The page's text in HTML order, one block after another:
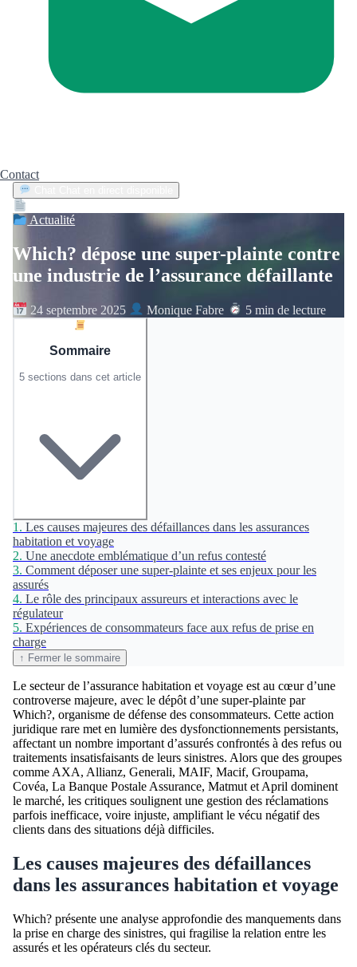
Contact
Actualité
Which? dépose une super-plainte contre
une industrie de l’assurance défaillante
24 septembre 2025 Monique Fabre 5 min de lecture
Sommaire
5 sections dans cet article
1. Les causes majeures des défaillances dans les assurances
habitation et voyage
2. Une anecdote emblématique d’un refus contesté
3. Comment déposer une super-plainte et ses enjeux pour les
assurés
4. Le rôle des principaux assureurs et interactions avec le
régulateur
5. Expériences de consommateurs face aux refus de prise en
charge
↑ Fermer le sommaire
Le secteur de l’assurance habitation et voyage est au cœur d’une
controverse majeure, avec le dépôt d’une super-plainte par
Which?, organisme de défense des consommateurs. Cette action
juridique rare met en lumière des dysfonctionnements persistants,
affectant un nombre important d’assurés confrontés à des refus ou
traitements insatisfaisants de leurs sinistres. Alors que des groupes
comme AXA, Allianz, Generali, MAIF, Macif, Groupama,
Covéa, La Banque Postale Assurance, Matmut et April dominent
le marché, les critiques soulignent une gestion des réclamations
parfois inefficace, voire injuste, amplifiant le vécu négatif des
clients dans des situations déjà difficiles.
Les causes majeures des défaillances
dans les assurances habitation et voyage
Which? présente une analyse approfondie des manquements dans
la prise en charge des sinistres, qui fragilise la relation entre les
assurés et les opérateurs clés du secteur.